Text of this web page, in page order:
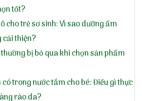
tốt?
cho trẻ sơ sinh: Vì sao dưỡng ẩm
cải thiện?
bị bỏ qua khi chọn sản phẩm
trong nước tắm cho bé: Điều gì thực
rào da?